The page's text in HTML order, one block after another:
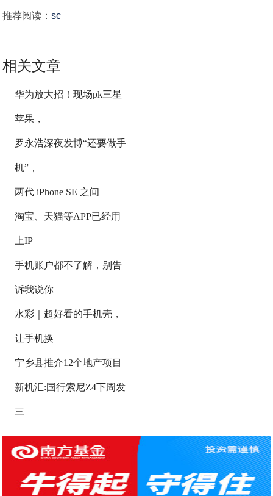
推荐阅读：sc
相关文章
华为放大招！现场pk三星
苹果，
罗永浩深夜发博“还要做手
机”，
两代 iPhone SE 之间
淘宝、天猫等APP已经用
上IP
手机账户都不了解，别告
诉我说你
水彩｜超好看的手机壳，
让手机换
宁乡县推介12个地产项目
新机汇:国行索尼Z4下周发
三